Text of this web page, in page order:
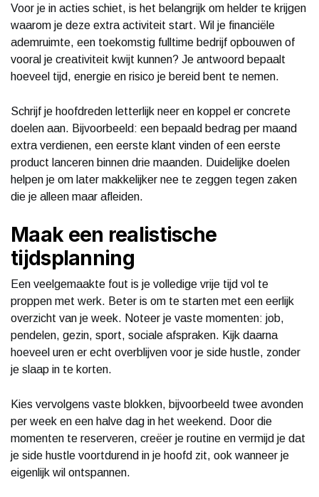
Voor je in acties schiet, is het belangrijk om helder te krijgen
waarom je deze extra activiteit start. Wil je financiële
ademruimte, een toekomstig fulltime bedrijf opbouwen of
vooral je creativiteit kwijt kunnen? Je antwoord bepaalt
hoeveel tijd, energie en risico je bereid bent te nemen.
Schrijf je hoofdreden letterlijk neer en koppel er concrete
doelen aan. Bijvoorbeeld: een bepaald bedrag per maand
extra verdienen, een eerste klant vinden of een eerste
product lanceren binnen drie maanden. Duidelijke doelen
helpen je om later makkelijker nee te zeggen tegen zaken
die je alleen maar afleiden.
Maak een realistische
tijdsplanning
Een veelgemaakte fout is je volledige vrije tijd vol te
proppen met werk. Beter is om te starten met een eerlijk
overzicht van je week. Noteer je vaste momenten: job,
pendelen, gezin, sport, sociale afspraken. Kijk daarna
hoeveel uren er echt overblijven voor je side hustle, zonder
je slaap in te korten.
Kies vervolgens vaste blokken, bijvoorbeeld twee avonden
per week en een halve dag in het weekend. Door die
momenten te reserveren, creëer je routine en vermijd je dat
je side hustle voortdurend in je hoofd zit, ook wanneer je
eigenlijk wil ontspannen.